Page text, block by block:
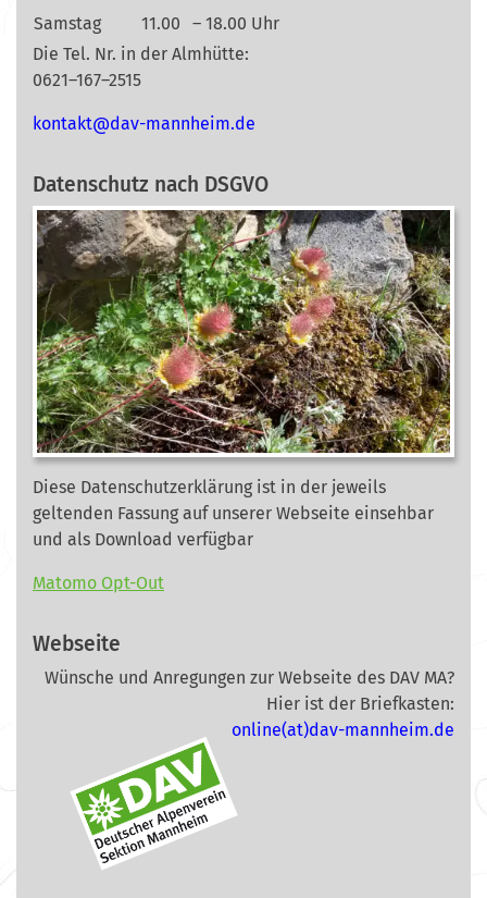
Samstag
11.00
– 18.00 Uhr
Die Tel. Nr. in der Almhütte:
0621–167–2515
ed.mi
ehnna
m-vad
@tkat
nok
Datenschutz nach DSGVO
Diese Datenschutzerklärung ist in der jeweils
geltenden Fassung auf unserer Webseite einsehbar
und als Download verfügbar
Matomo Opt-Out
Webseite
Wünsche und Anregungen zur Webseite des DAV MA?
Hier ist der Briefkasten:
online(at)dav-mannheim.de